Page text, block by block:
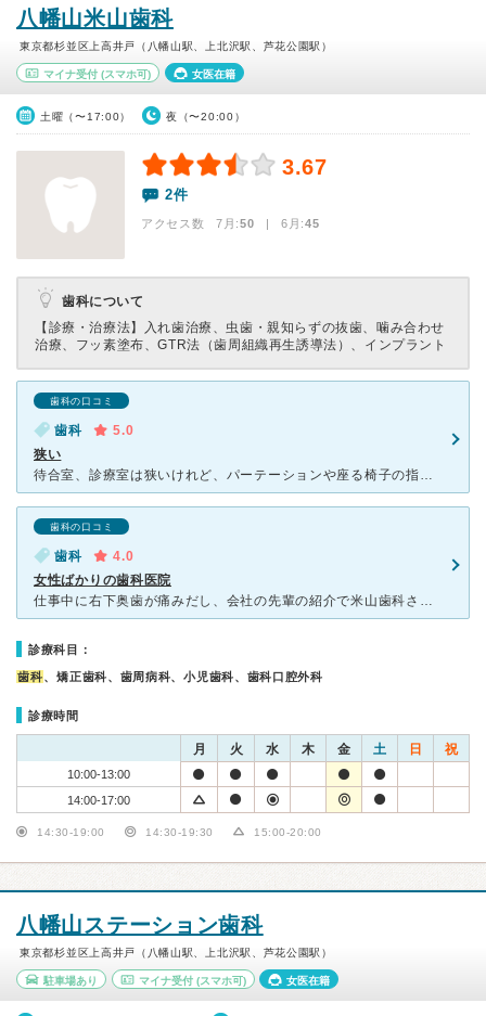
八幡山米山歯科
東京都杉並区上高井戸（八幡山駅、上北沢駅、芦花公園駅）
マイナ受付 (スマホ可) 女医在籍
土曜（〜17:00） 夜（〜20:00）
3.67
2件
アクセス数 7月:50 | 6月:45
歯科について
【診療・治療法】
入れ歯治療、虫歯・親知らずの抜歯、噛み合わせ
治療、フッ素塗布、GTR法（歯周組織再生誘導法）、インプラント
歯科の口コミ
歯科
5.0
狭い
待合室、診療室は狭いけれど、パーテーションや座る椅子の指定などきちんと感染対策がされてありました。スリッパもその都度滅菌されたものが使用でき安心できました。 受付の方、衛生士さん、先生、みなさん優し
歯科の口コミ
歯科
4.0
女性ばかりの歯科医院
仕事中に右下奥歯が痛みだし、会社の先輩の紹介で米山歯科さんへ予約して行きました。 まず驚いたことは、スタッフが全員女性。先生も歯科助手も受付けも。とても新鮮に感じました。 予約した時間に行ったので
診療科目：
歯科、矯正歯科、歯周病科、小児歯科、歯科口腔外科
診療時間
月 火 水 木 金 土 日 祝
10:00-13:00
14:00-17:00
14:30-19:00 14:30-19:30 15:00-20:00
八幡山ステーション歯科
東京都杉並区上高井戸（八幡山駅、上北沢駅、芦花公園駅）
駐車場あり マイナ受付(スマホ可) 女医在籍